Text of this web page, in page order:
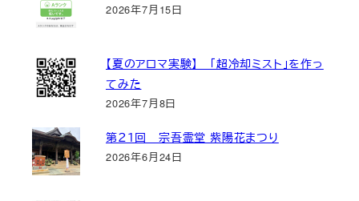
2026年7月15日
【夏のアロマ実験】 「超冷却ミスト」を作っ
てみた
2026年7月8日
第２１回 宗吾霊堂 紫陽花まつり
2026年6月24日